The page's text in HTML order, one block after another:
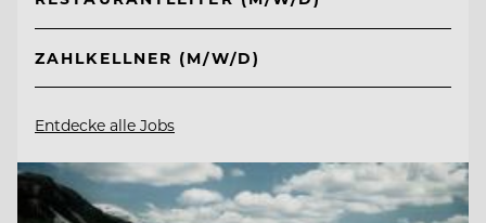
ZAHLKELLNER (M/W/D)
Entdecke alle Jobs